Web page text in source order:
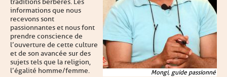
Mongi, guide passionné
informations que nous
recevons sont
passionnantes et nous font
prendre conscience de
l’ouverture de cette culture
et de son avancée sur des
sujets tels que la religion,
l’égalité homme/femme.